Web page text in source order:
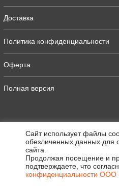
Доставка
Политика конфиденциальности
Оферта
Полная версия
0
Сайт использует файлы
обезличенных данных для
сайта.
Продолжая посещение и
подтверждаете, что
конфиденциальности ООО